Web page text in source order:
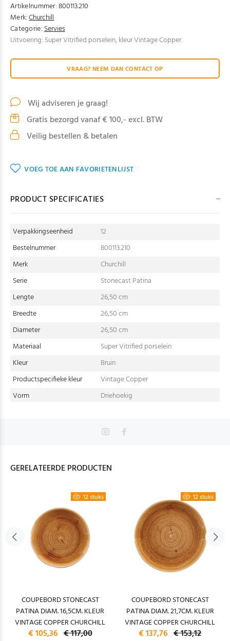
Artikelnummer:800113.210
Merk:Churchill
Categorie:Servies
Uitvoering: Super Vitrified porselein, kleur Vintage Copper.
VRAAG? NEEM DAN CONTACT OP
Wij adviseren je graag!
Gratis bezorgd vanaf € 100,- excl. BTW
Veilig bestellen & betalen
VOEG TOE AAN FAVORIETENLIJST
PRODUCT SPECIFICATIES
Verpakkingseenheid
12
Bestelnummer
800113.210
Merk
Churchill
Serie
Stonecast Patina
Lengte
26,50 cm
Breedte
26,50 cm
Diameter
26,50 cm
Materiaal
Super Vitrified porselein
Kleur
Bruin
Productspecifieke kleur
Vintage Copper
Vorm
Driehoekig
GERELATEERDE PRODUCTEN
12 stuks
COUPEBORD STONECAST
PATINA DIAM. 16,5CM. KLEUR
VINTAGE COPPER CHURCHILL
€ 105,36 € 117,00
12 stuks
COUPEBORD STONECAST
PATINA DIAM. 21,7CM. KLEUR
VINTAGE COPPER CHURCHILL
€ 137,76 € 153,12